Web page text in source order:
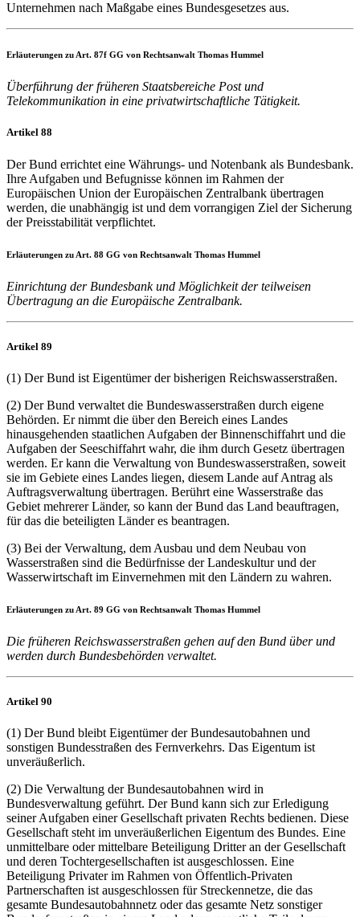
Unternehmen nach Maßgabe eines Bundesgesetzes aus.
Erläuterungen zu Art. 87f GG von Rechtsanwalt Thomas Hummel
Überführung der früheren Staatsbereiche Post und
Telekommunikation in eine privatwirtschaftliche Tätigkeit.
Artikel 88
Der Bund errichtet eine Währungs- und Notenbank als Bundesbank.
Ihre Aufgaben und Befugnisse können im Rahmen der
Europäischen Union der Europäischen Zentralbank übertragen
werden, die unabhängig ist und dem vorrangigen Ziel der Sicherung
der Preisstabilität verpflichtet.
Erläuterungen zu Art. 88 GG von Rechtsanwalt Thomas Hummel
Einrichtung der Bundesbank und Möglichkeit der teilweisen
Übertragung an die Europäische Zentralbank.
Artikel 89
(1) Der Bund ist Eigentümer der bisherigen Reichswasserstraßen.
(2) Der Bund verwaltet die Bundeswasserstraßen durch eigene
Behörden. Er nimmt die über den Bereich eines Landes
hinausgehenden staatlichen Aufgaben der Binnenschiffahrt und die
Aufgaben der Seeschiffahrt wahr, die ihm durch Gesetz übertragen
werden. Er kann die Verwaltung von Bundeswasserstraßen, soweit
sie im Gebiete eines Landes liegen, diesem Lande auf Antrag als
Auftragsverwaltung übertragen. Berührt eine Wasserstraße das
Gebiet mehrerer Länder, so kann der Bund das Land beauftragen,
für das die beteiligten Länder es beantragen.
(3) Bei der Verwaltung, dem Ausbau und dem Neubau von
Wasserstraßen sind die Bedürfnisse der Landeskultur und der
Wasserwirtschaft im Einvernehmen mit den Ländern zu wahren.
Erläuterungen zu Art. 89 GG von Rechtsanwalt Thomas Hummel
Die früheren Reichswasserstraßen gehen auf den Bund über und
werden durch Bundesbehörden verwaltet.
Artikel 90
(1) Der Bund bleibt Eigentümer der Bundesautobahnen und
sonstigen Bundesstraßen des Fernverkehrs. Das Eigentum ist
unveräußerlich.
(2) Die Verwaltung der Bundesautobahnen wird in
Bundesverwaltung geführt. Der Bund kann sich zur Erledigung
seiner Aufgaben einer Gesellschaft privaten Rechts bedienen. Diese
Gesellschaft steht im unveräußerlichen Eigentum des Bundes. Eine
unmittelbare oder mittelbare Beteiligung Dritter an der Gesellschaft
und deren Tochtergesellschaften ist ausgeschlossen. Eine
Beteiligung Privater im Rahmen von Öffentlich-Privaten
Partnerschaften ist ausgeschlossen für Streckennetze, die das
gesamte Bundesautobahnnetz oder das gesamte Netz sonstiger